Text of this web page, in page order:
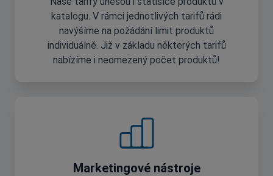
katalogu. V rámci jednotlivých tarifů rádi
navýšíme na požádání limit produktů
individuálně. Již v základu některých tarifů
nabízíme i neomezený počet produktů!
Marketingové nástroje